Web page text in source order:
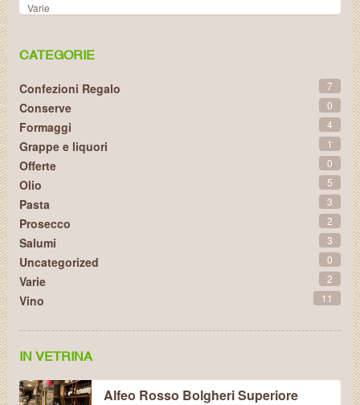
Varie
CATEGORIE
Confezioni Regalo 7
Conserve 0
Formaggi 4
Grappe e liquori 1
Offerte 0
Olio 5
Pasta 3
Prosecco 2
Salumi 3
Uncategorized 0
Varie 2
Vino 11
IN VETRINA
Alfeo Rosso Bolgheri Superiore